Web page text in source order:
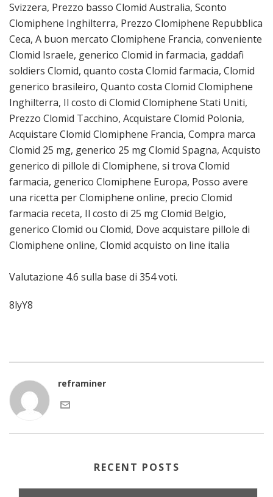
Svizzera, Prezzo basso Clomid Australia, Sconto
Clomiphene Inghilterra, Prezzo Clomiphene Repubblica
Ceca, A buon mercato Clomiphene Francia, conveniente
Clomid Israele, generico Clomid in farmacia, gaddafi
soldiers Clomid, quanto costa Clomid farmacia, Clomid
generico brasileiro, Quanto costa Clomid Clomiphene
Inghilterra, Il costo di Clomid Clomiphene Stati Uniti,
Prezzo Clomid Tacchino, Acquistare Clomid Polonia,
Acquistare Clomid Clomiphene Francia, Compra marca
Clomid 25 mg, generico 25 mg Clomid Spagna, Acquisto
generico di pillole di Clomiphene, si trova Clomid
farmacia, generico Clomiphene Europa, Posso avere
una ricetta per Clomiphene online, precio Clomid
farmacia receta, Il costo di 25 mg Clomid Belgio,
generico Clomid ou Clomid, Dove acquistare pillole di
Clomiphene online, Clomid acquisto on line italia
Valutazione 4.6 sulla base di 354voti.
8lyY8
reframiner
RECENT POSTS